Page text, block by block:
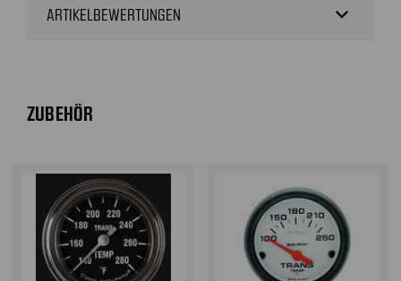
ARTIKELBEWERTUNGEN expand_more
ZUBEHÖR